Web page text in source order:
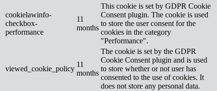
cookielawinfo-
checkbox-
performance
11
months
This cookie is set by GDPR Cookie
Consent plugin. The cookie is used
to store the user consent for the
cookies in the category
"Performance".
viewed_cookie_policy
11
months
The cookie is set by the GDPR
Cookie Consent plugin and is used
to store whether or not user has
consented to the use of cookies. It
does not store any personal data.